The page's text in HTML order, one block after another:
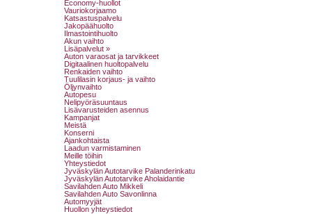
Economy-huollot
Vauriokorjaamo
Katsastuspalvelu
Jakopäähuolto
Ilmastointihuolto
Akun vaihto
Lisäpalvelut »
Auton varaosat ja tarvikkeet
Digitaalinen huoltopalvelu
Renkaiden vaihto
Tuulilasin korjaus- ja vaihto
Öljynvaihto
Autopesu
Nelipyöräsuuntaus
Lisävarusteiden asennus
Kampanjat
Meistä
Konserni
Ajankohtaista
Laadun varmistaminen
Meille töihin
Yhteystiedot
Jyväskylän Autotarvike Palanderinkatu
Jyväskylän Autotarvike Aholaidantie
Savilahden Auto Mikkeli
Savilahden Auto Savonlinna
Automyyjät
Huollon yhteystiedot